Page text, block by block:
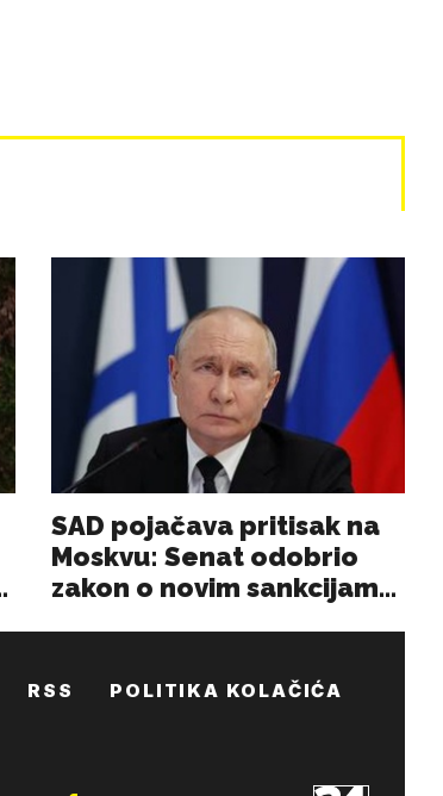
RSS POLITIKA KOLAČIĆA